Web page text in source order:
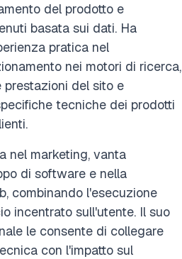
del prodotto e
basata sui dati. Ha
pratica nel
nei motori di ricerca,
del sito e
tecniche dei prodotti
nel marketing, vanta
di software e nella
combinando l'esecuzione
incentrato sull'utente. Il suo
le consente di collegare
con l'impatto sul